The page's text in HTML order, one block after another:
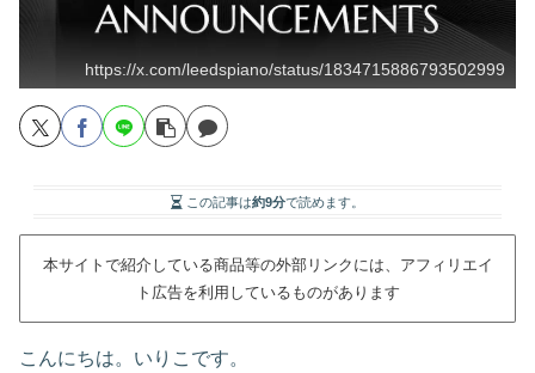
https://x.com/leedspiano/status/1834715886793502999
この記事は約9分で読めます。
本サイトで紹介している商品等の外部リンクには、アフィリエイ
ト広告を利用しているものがあります
こんにちは。いりこです。